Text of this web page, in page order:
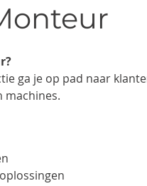
ga je op pad naar
machines.